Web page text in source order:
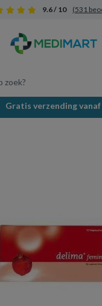
9.6 / 10 (531
zoek?
Gratis verzending vanaf